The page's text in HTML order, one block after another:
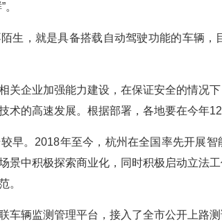
生，就是具备搭载自动驾驶功能的车辆，
关企业加强能力建设，在保证安全的情况
术的高速发展。根据部署，各地要在今年12
早。2018年至今，杭州在全国率先开展
景中积极探索商业化，同时积极启动立法
。
车辆监测管理平台，接入了全市公开上路